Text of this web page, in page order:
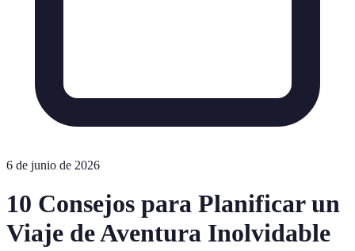
6 de junio de 2026
10 Consejos para Planificar un
Viaje de Aventura Inolvidable